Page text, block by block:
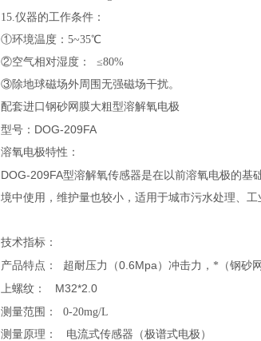
15.仪器的工作条件：
①环境温度：5~35℃
②空气相对湿度： ≤80%
③除地球磁场外周围无强磁场干扰。
配套进口钢砂网膜大粗型溶解氧电极
型号： DOG-209FA
溶氧电极特性：
DOG-209FA型溶解氧传感器是在以前溶氧电极的基
境中使用，维护量也较小，适用于城市污水处理、
技术指标：
产品特点：
超耐压力（0.6Mpa ）冲击力，*（钢砂
上螺纹：
M32*2.0
测量范围：
0-20mg/L
测量原理： 电流式传感器（极谱式电极）